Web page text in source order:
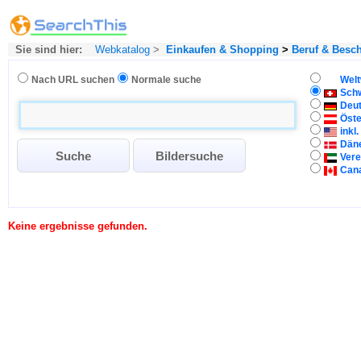
Sie sind hier: Webkatalog > Einkaufen & Shopping > Beruf &
Nach URL suchen Normale suche
inkl.
Keine ergebnisse gefunden.